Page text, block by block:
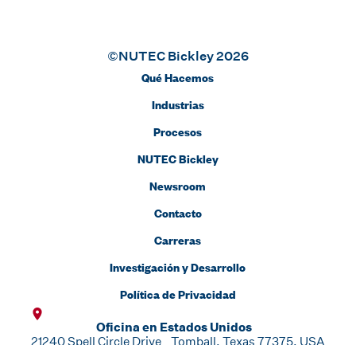
©NUTEC Bickley 2026
Oficina en Estados Unidos
21240 Spell Circle Drive Tomball, Texas 77375, USA
Qué Hacemos
Industrias
Procesos
NUTEC Bickley
Newsroom
Contacto
Carreras
Investigación y Desarrollo
Política de Privacidad